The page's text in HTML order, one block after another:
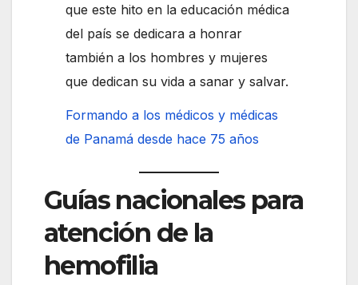
que este hito en la educación médica
del país se dedicara a honrar
también a los hombres y mujeres
que dedican su vida a sanar y salvar.
Formando a los médicos y médicas
de Panamá desde hace 75 años
Guías nacionales para
atención de la
hemofilia